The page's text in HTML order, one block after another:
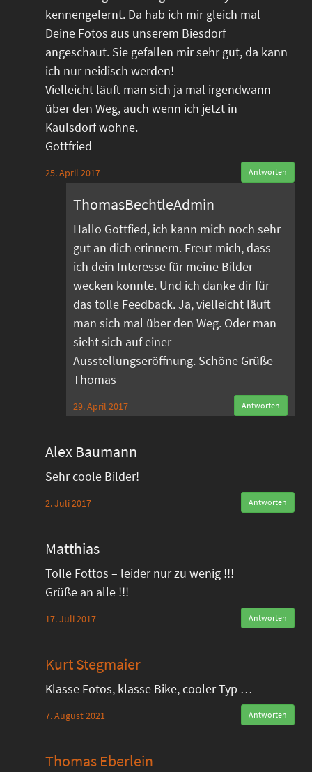
kennengelernt. Da hab ich mir gleich mal
Deine Fotos aus unserem Biesdorf
angeschaut. Sie gefallen mir sehr gut, da kann
ich nur neidisch werden!
Vielleicht läuft man sich ja mal irgendwann
über den Weg, auch wenn ich jetzt in
Kaulsdorf wohne.
Gottfried
25. April 2017 Antworten
ThomasBechtleAdmin
Hallo Gottfied, ich kann mich noch sehr
gut an dich erinnern. Freut mich, dass
ich dein Interesse für meine Bilder
wecken konnte. Und ich danke dir für
das tolle Feedback. Ja, vielleicht läuft
man sich mal über den Weg. Oder man
sieht sich auf einer
Ausstellungseröffnung. Schöne Grüße
Thomas
29. April 2017 Antworten
Alex Baumann
Sehr coole Bilder!
2. Juli 2017 Antworten
Matthias
Tolle Fottos – leider nur zu wenig !!!
Grüße an alle !!!
17. Juli 2017 Antworten
Kurt Stegmaier
Klasse Fotos, klasse Bike, cooler Typ …
7. August 2021 Antworten
Thomas Eberlein